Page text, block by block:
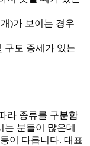
)가 보이는 경우
구토 증세가 있는
라 종류를 구분합
분들이 많은데
이 다릅니다. 대표